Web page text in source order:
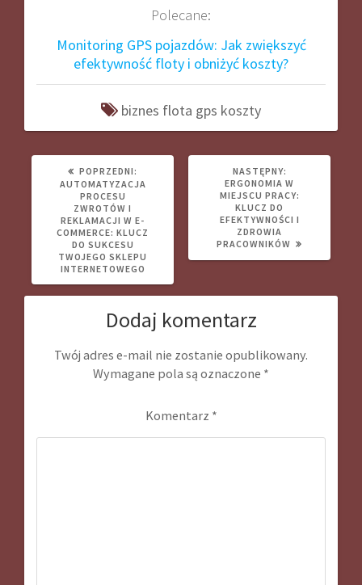
Polecane:
Monitoring GPS pojazdów: Jak zwiększyć
efektywność floty i obniżyć koszty?
biznes flota gps koszty
POPRZEDNI:
WPIS:
AUTOMATYZACJA
PROCESU
ZWROTÓW I
REKLAMACJI W E-
COMMERCE: KLUCZ
DO SUKCESU
TWOJEGO SKLEPU
INTERNETOWEGO
NASTĘPNY:
WPIS:
ERGONOMIA W
MIEJSCU PRACY:
KLUCZ DO
EFEKTYWNOŚCI I
ZDROWIA
PRACOWNIKÓW
Dodaj komentarz
Twój adres e-mail nie zostanie opublikowany.
Wymagane pola są oznaczone *
Komentarz *